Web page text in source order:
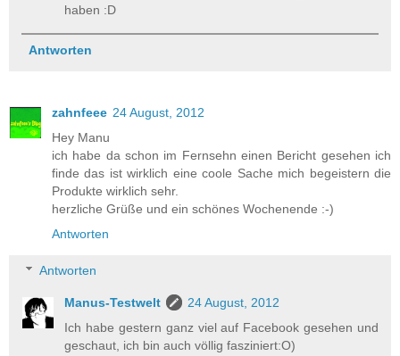
haben :D
Antworten
zahnfeee 24 August, 2012
Hey Manu
ich habe da schon im Fernsehn einen Bericht gesehen ich
finde das ist wirklich eine coole Sache mich begeistern die
Produkte wirklich sehr.
herzliche Grüße und ein schönes Wochenende :-)
Antworten
Antworten
Manus-Testwelt
24 August, 2012
Ich habe gestern ganz viel auf Facebook gesehen und
geschaut, ich bin auch völlig fasziniert:O)